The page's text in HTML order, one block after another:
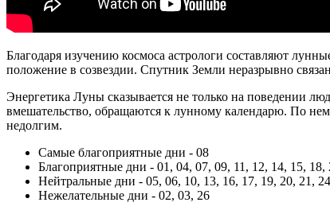
Благодаря изучению космоса астрологи составляют
положение в созвездии. Спутник Земли неразрывно
Энергетика Луны сказывается не только на поведении
вмешательство, обращаются к лунному календарю. По
недолгим.
Самые благоприятные дни - 08
Благоприятные дни - 01, 04, 07, 09, 11, 12, 14, 15, 18,
Нейтральные дни - 05, 06, 10, 13, 16, 17, 19, 20, 21,
Нежелательные дни - 02, 03, 26